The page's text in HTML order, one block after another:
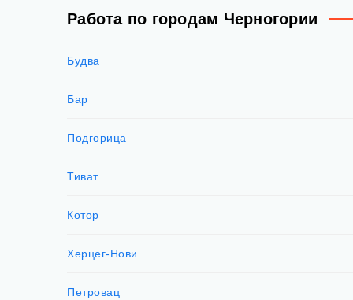
Работа по городам Черногории
Будва
Бар
Подгорица
Тиват
Котор
Херцег-Нови
Петровац